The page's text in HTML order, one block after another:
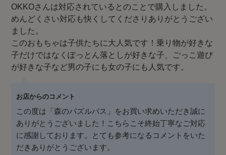
OKKOさんは対応されているとのことで購入しました。
めんどくさい対応も快くしてくださりありがとうござい
ました。
このおもちゃは子供たちに大人気です！乗り物が好きな
子だけではなくぽっとん落としが好きな子、ごっこ遊び
が好きな子など男の子にも女の子にも人気です。
お店からのコメント
この度は「森のパズルバス」をお買い求めいただき誠に
ありがとうございました！こちらこそ終始丁寧なご対応
に感謝しております。とても参考になるコメントをいた
だきありがとうございます。